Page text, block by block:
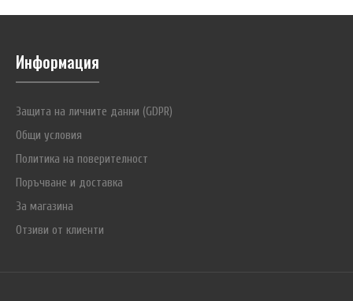
Информация
Защита на личните данни (GDPR)
Общи условия
Политика на поверителност
Поръчване и доставка
За магазина
Отзиви от клиенти